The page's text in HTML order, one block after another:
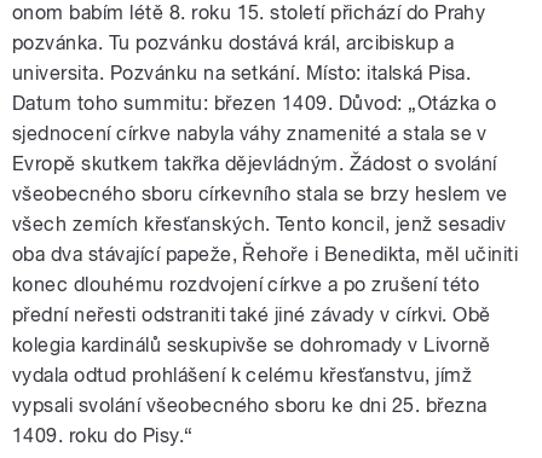
onom babím létě 8. roku 15. století přichází do Prahy
pozvánka. Tu pozvánku dostává král, arcibiskup a
universita. Pozvánku na setkání. Místo: italská Pisa.
Datum toho summitu: březen 1409. Důvod: „Otázka o
sjednocení církve nabyla váhy znamenité a stala se v
Evropě skutkem takřka dějevládným. Žádost o svolání
všeobecného sboru církevního stala se brzy heslem ve
všech zemích křesťanských. Tento koncil, jenž sesadiv
oba dva stávající papeže, Řehoře i Benedikta, měl učiniti
konec dlouhému rozdvojení církve a po zrušení této
přední neřesti odstraniti také jiné závady v církvi. Obě
kolegia kardinálů seskupivše se dohromady v Livorně
vydala odtud prohlášení k celému křesťanstvu, jímž
vypsali svolání všeobecného sboru ke dni 25. března
1409. roku do Pisy.“